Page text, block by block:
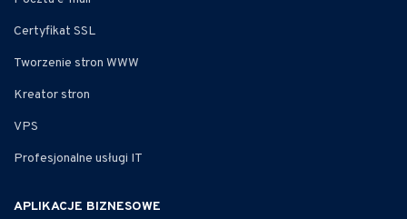
Certyfikat SSL
Tworzenie stron WWW
Kreator stron
VPS
Profesjonalne usługi IT
APLIKACJE BIZNESOWE